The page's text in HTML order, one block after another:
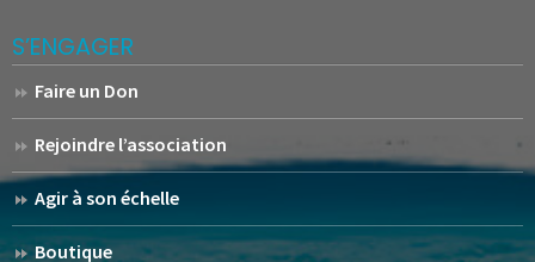
S’ENGAGER
Faire un Don
Rejoindre l’association
Agir à son échelle
Boutique